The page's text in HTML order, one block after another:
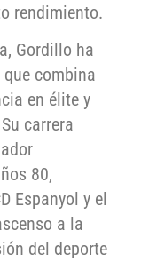
rendimiento.
Gordillo ha
combina
en élite y
carrera
80,
Espanyol y el
a la
del deporte